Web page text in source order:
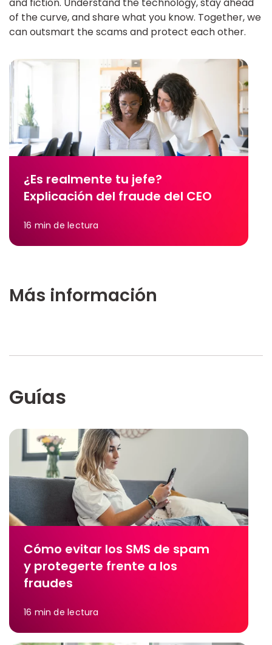
of the curve, and share what you know. Together, we
can outsmart the scams and protect each other.
¿Es realmente tu jefe?
Explicación del fraude del CEO
16 min de lectura
Más información
Guías
Cómo evitar los SMS de spam
y protegerte frente a los
fraudes
16 min de lectura